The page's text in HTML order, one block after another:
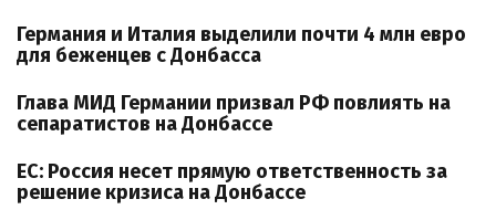
Германия и Италия выделили почти 4 млн евро
для беженцев с Донбасса
Глава МИД Германии призвал РФ повлиять на
сепаратистов на Донбассе
ЕС: Россия несет прямую ответственность за
решение кризиса на Донбассе